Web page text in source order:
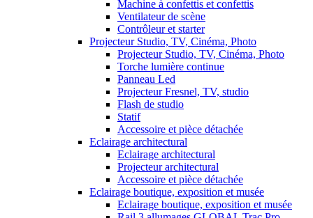
Machine à confettis et confettis
Ventilateur de scène
Contrôleur et starter
Projecteur Studio, TV, Cinéma, Photo
Projecteur Studio, TV, Cinéma, Photo
Torche lumière continue
Panneau Led
Projecteur Fresnel, TV, studio
Flash de studio
Statif
Accessoire et pièce détachée
Eclairage architectural
Eclairage architectural
Projecteur architectural
Accessoire et pièce détachée
Eclairage boutique, exposition et musée
Eclairage boutique, exposition et musée